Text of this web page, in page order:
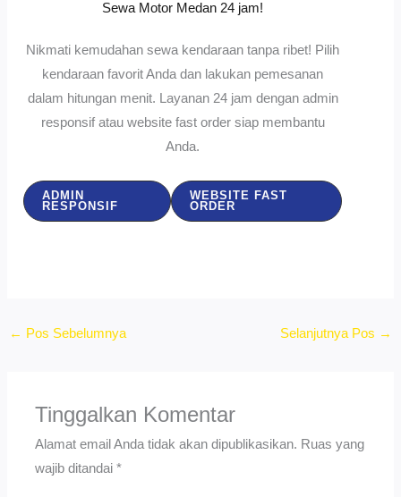
Sewa Motor Medan 24 jam!
Nikmati kemudahan sewa kendaraan tanpa ribet! Pilih
kendaraan favorit Anda dan lakukan pemesanan
dalam hitungan menit. Layanan 24 jam dengan admin
responsif atau website fast order siap membantu
Anda.
ADMIN
RESPONSIF
WEBSITE FAST
ORDER
← Pos Sebelumnya Selanjutnya Pos →
Tinggalkan Komentar
Alamat email Anda tidak akan dipublikasikan. Ruas yang
wajib ditandai*